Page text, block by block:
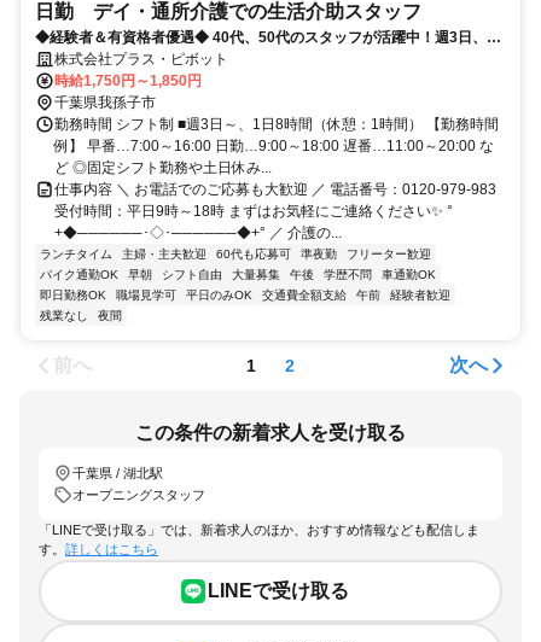
日勤 デイ・通所介護での生活介助スタッフ
◆経験者＆有資格者優遇◆ 40代、50代のスタッフが活躍中！週3日、1
日8時間～OK★ プラス・ピボット独自の福利厚生が多数！
株式会社プラス・ピボット
時給1,750円～1,850円
千葉県我孫子市
勤務時間 シフト制 ■週3日～、1日8時間（休憩：1時間） 【勤務時間
例】 早番…7:00～16:00 日勤…9:00～18:00 遅番…11:00～20:00 な
ど ◎固定シフト勤務や土日休み...
仕事内容 ＼ お電話でのご応募も大歓迎 ／ 電話番号：0120-979-983
受付時間：平日9時～18時 まずはお気軽にご連絡ください✨ °
+◆──────･◇･──────◆+° ／ 介護の...
ランチタイム 主婦・主夫歓迎 60代も応募可 準夜勤
フリーター歓迎
バイク通勤OK
早朝 シフト自由 大量募集 午後 学歴不問
車通勤OK
即日勤務OK
職場見学可 平日のみOK 交通費全額支給 午前
経験者歓迎
残業なし
夜間
前へ 1 2 次へ
この条件の新着求人を受け取る
千葉県 / 湖北駅
オープニングスタッフ
「LINEで受け取る」では、新着求人のほか、おすすめ情報なども配信しま
す。 詳しくはこちら
LINEで受け取る